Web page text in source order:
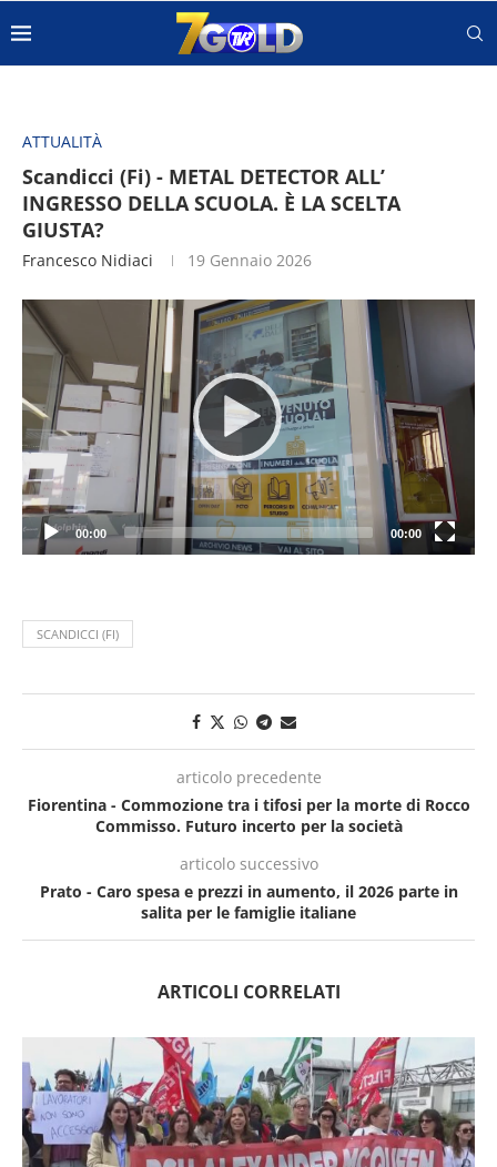
ATTUALITÀ
Scandicci (Fi) - METAL DETECTOR ALL’
INGRESSO DELLA SCUOLA. È LA SCELTA
GIUSTA?
Francesco Nidiaci 19 Gennaio 2026
Video
Player
00:00 00:00
SCANDICCI (FI)
articolo precedente
Fiorentina - Commozione tra i tifosi per la morte di Rocco
Commisso. Futuro incerto per la società
articolo successivo
Prato - Caro spesa e prezzi in aumento, il 2026 parte in
salita per le famiglie italiane
ARTICOLI CORRELATI